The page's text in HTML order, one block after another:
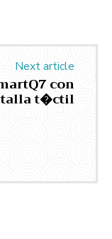
Next article
con
t�ctil